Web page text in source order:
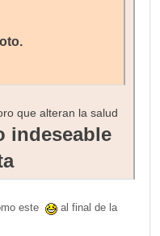
que alteran la salud
indeseable
este
al final de la